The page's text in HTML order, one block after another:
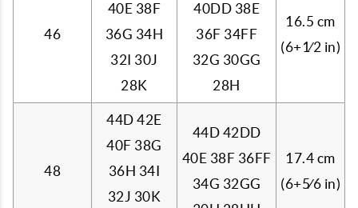
46
40E 38F
36G 34H
32I 30J
28K
40DD 38E
36F 34FF
32G 30GG
28H
16.5 cm
(6+1⁄2 in)
48
44D 42E
40F 38G
36H 34I
32J 30K
44D 42DD
40E 38F 36FF
34G 32GG
17.4 cm
(6+5⁄6 in)